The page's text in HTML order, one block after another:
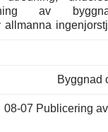
av
overvakning
Byggnad
08-07 Publicering